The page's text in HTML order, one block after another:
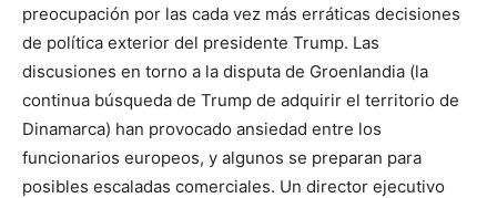
preocupación por las cada vez más erráticas decisiones
de política exterior del presidente Trump. Las
discusiones en torno a la disputa de Groenlandia (la
continua búsqueda de Trump de adquirir el territorio de
Dinamarca) han provocado ansiedad entre los
funcionarios europeos, y algunos se preparan para
posibles escaladas comerciales. Un director ejecutivo